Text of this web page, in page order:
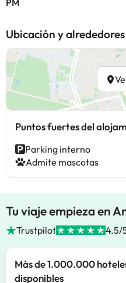
PM
Ubicación y alrededores
Puntos fuertes del
Parking interno
Admite mascotas
Tu viaje empieza en
Trustpilot 4.5/
Más de 1.000.000
disponibles